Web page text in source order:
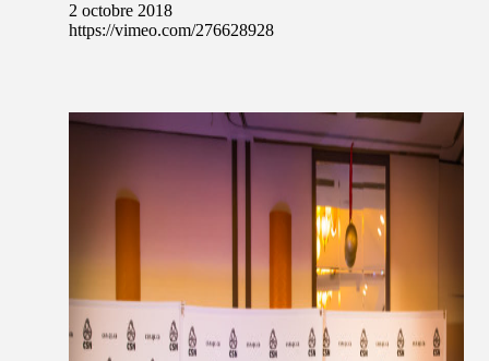
2 octobre 2018
https://vimeo.com/276628928